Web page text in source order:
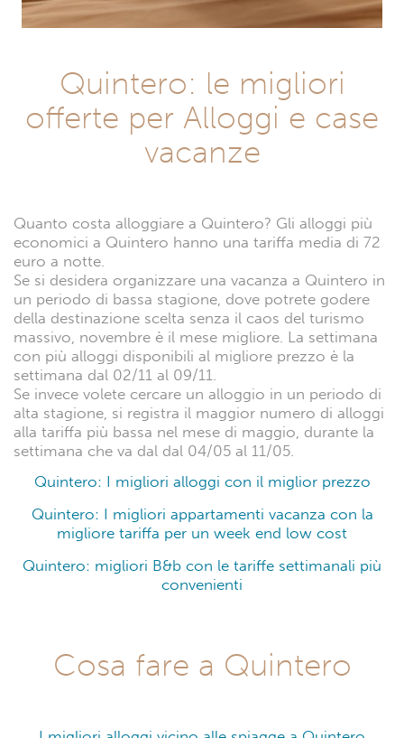
Quintero: le migliori
offerte per Alloggi e case
vacanze
Quanto costa alloggiare a Quintero? Gli alloggi più
economici a Quintero hanno una tariffa media di 72
euro a notte.
Se si desidera organizzare una vacanza a Quintero in
un periodo di bassa stagione, dove potrete godere
della destinazione scelta senza il caos del turismo
massivo, novembre è il mese migliore. La settimana
con più alloggi disponibili al migliore prezzo è la
settimana dal 02/11 al 09/11.
Se invece volete cercare un alloggio in un periodo di
alta stagione, si registra il maggior numero di alloggi
alla tariffa più bassa nel mese di maggio, durante la
settimana che va dal dal 04/05 al 11/05.
Quintero: I migliori alloggi con il miglior prezzo
Quintero: I migliori appartamenti vacanza con la
migliore tariffa per un week end low cost
Quintero: migliori B&b con le tariffe settimanali più
convenienti
Cosa fare a Quintero